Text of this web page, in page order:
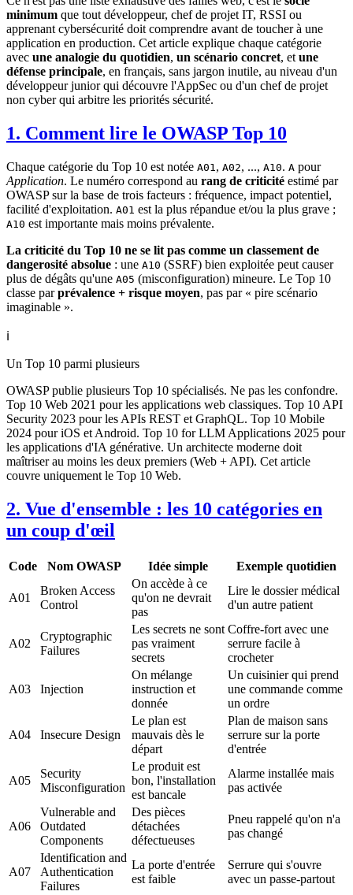
minimum que tout développeur, chef de projet IT, RSSI ou
apprenant cybersécurité doit comprendre avant de toucher à une
application en production. Cet article explique chaque catégorie
avec une analogie du quotidien, un scénario concret, et une
défense principale, en français, sans jargon inutile, au niveau d'un
développeur junior qui découvre l'AppSec ou d'un chef de projet
non cyber qui arbitre les priorités sécurité.
1. Comment lire le OWASP Top 10
Chaque catégorie du Top 10 est notée A01 , A02, ..., A10. A pour
Application. Le numéro correspond au rang de criticité estimé par
OWASP sur la base de trois facteurs : fréquence, impact potentiel,
facilité d'exploitation. A01 est la plus répandue et/ou la plus grave ;
A10 est importante mais moins prévalente.
La criticité du Top 10 ne se lit pas comme un classement de
dangerosité absolue : une A10 (SSRF) bien exploitée peut causer
plus de dégâts qu'une A05 (misconfiguration) mineure. Le Top 10
classe parprévalence + risque moyen, pas par « pire scénario
imaginable ».
ℹ️
Un Top 10 parmi plusieurs
OWASP publie plusieurs Top 10 spécialisés. Ne pas les confondre.
Top 10 Web 2021 pour les applications web classiques. Top 10 API
Security 2023 pour les APIs REST et GraphQL. Top 10 Mobile
2024 pour iOS et Android. Top 10 for LLM Applications 2025 pour
les applications d'IA générative. Un architecte moderne doit
maîtriser au moins les deux premiers (Web + API). Cet article
couvre uniquement le Top 10 Web.
2. Vue d'ensemble : les 10 catégories en
un coup d'œil
Code Nom OWASP Idée simple Exemple quotidien
A01
Broken Access
Control
On accède à ce
qu'on ne devrait
pas
Lire le dossier médical
d'un autre patient
A02
Cryptographic
Failures
Les secrets ne sont
pas vraiment
secrets
Coffre-fort avec une
serrure facile à
crocheter
A03 Injection
On mélange
instruction et
donnée
Un cuisinier qui prend
une commande comme
un ordre
A04 Insecure Design
Le plan est
mauvais dès le
départ
Plan de maison sans
serrure sur la porte
d'entrée
A05
Security
Misconfiguration
Le produit est
bon, l'installation
est bancale
Alarme installée mais
pas activée
A06
Vulnerable and
Outdated
Components
Des pièces
détachées
défectueuses
Pneu rappelé qu'on n'a
pas changé
A07
Identification and
Authentication
Failures
La porte d'entrée
est faible
Serrure qui s'ouvre
avec un passe-partout